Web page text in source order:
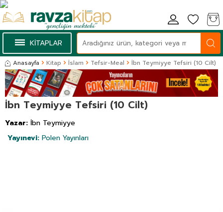
KİTAPLAR
Anasayfa Kitap İslam Tefsir-Meal İbn Teymiyye Tefsiri (10 Cilt)
İbn Teymiyye Tefsiri (10 Cilt)
Yazar: İbn Teymiyye
Yayınevi: Polen Yayınları